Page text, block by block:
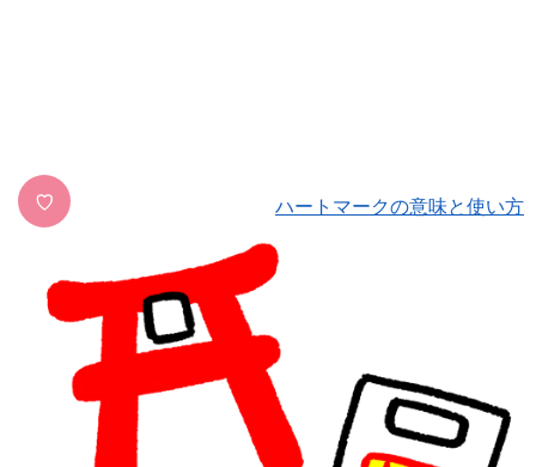
♡ ハートマークの意味と使い方